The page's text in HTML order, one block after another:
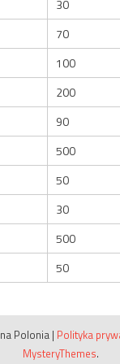
30
70
100
200
90
500
50
30
500
50
Polonia | Polityka
MysteryThemes.